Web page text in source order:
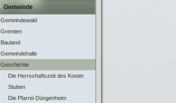
Gemeinde
Gemeindewald
Gremien
Bauland
Gemeindehalle
Geschichte
Die Herrschaftszeit des Koster
Stuben
Die Pfarrei Düngenheim